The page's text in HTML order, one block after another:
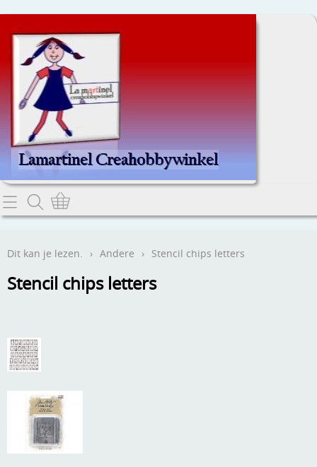
Home
A, ja, op is op
Aanbiedingen
Andere
Boeken en magazines
Dies om te stansen
Algemene voorwaarden
Mijn account
Info
Dit kan je lezen. › Andere › Stencil chips letters
Stencil chips letters